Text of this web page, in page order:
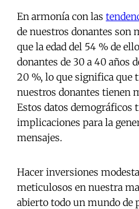
En armonía con las
de nuestros donantes son
que la edad del 54 % de
donantes de 30 a 40 años
20 %, lo que significa que
nuestros donantes tienen
Estos datos demográficos
implicaciones para la
mensajes.
Hacer inversiones
meticulosos en nuestra
abierto todo un mundo de